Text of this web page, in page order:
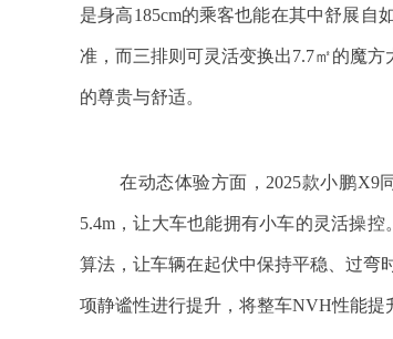
是身高185cm的乘客也能在其中舒展自
准，而三排则可灵活变换出7.7㎡的魔
的尊贵与舒适。
在动态体验方面，2025款小鹏X9
5.4m，让大车也能拥有小车的灵活操
算法，让车辆在起伏中保持平稳、过弯
项静谧性进行提升，将整车NVH性能提